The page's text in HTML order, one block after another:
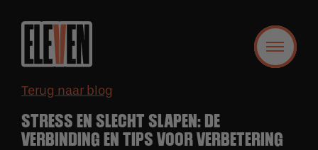
Terug naar blog
STRESS EN SLECHT SLAPEN: DE
VERBINDING EN TIPS VOOR VERBETERING